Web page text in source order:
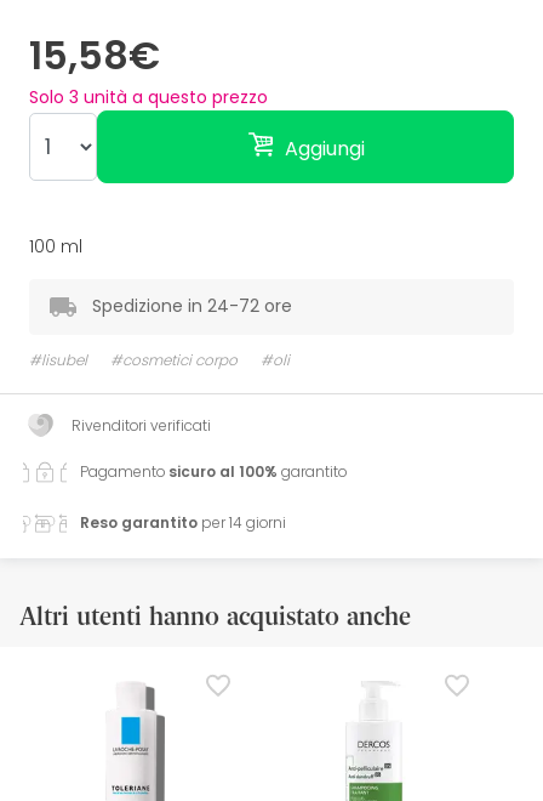
15,58€
Solo 3 unità a questo prezzo
Aggiungi
100 ml
Spedizione in 24-72 ore
#lisubel #cosmetici corpo #oli
Rivenditori verificati
Pagamento sicuro al 100% garantito
Reso garantito per 14 giorni
Altri utenti hanno acquistato anche